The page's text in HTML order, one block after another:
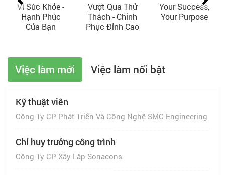
Vì Sức Khỏe -
Hạnh Phúc
Của Bạn
Vượt Qua Thử
Thách - Chinh
Phục Đỉnh Cao
Your Success,
Your Purpose
Việc làm mới Việc làm nổi bật
Kỹ thuật viên
Công Ty CP Phát Triển Và Công Nghệ SMC Engineering
Chỉ huy trưởng công trình
Công Ty CP Xây Lắp Sonacons